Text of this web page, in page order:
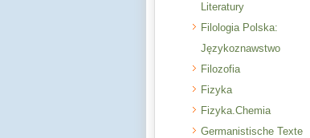
Literatury
Filologia Polska:
Językoznawstwo
Filozofia
Fizyka
Fizyka.Chemia
Germanistische Texte